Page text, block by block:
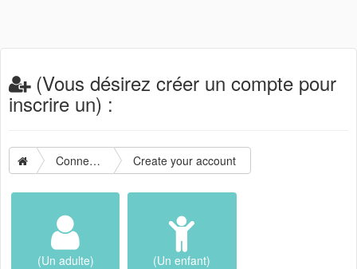
(Vous désirez créer un compte pour
inscrire un) :
Connection Create your account
(Un adulte) (Un enfant)